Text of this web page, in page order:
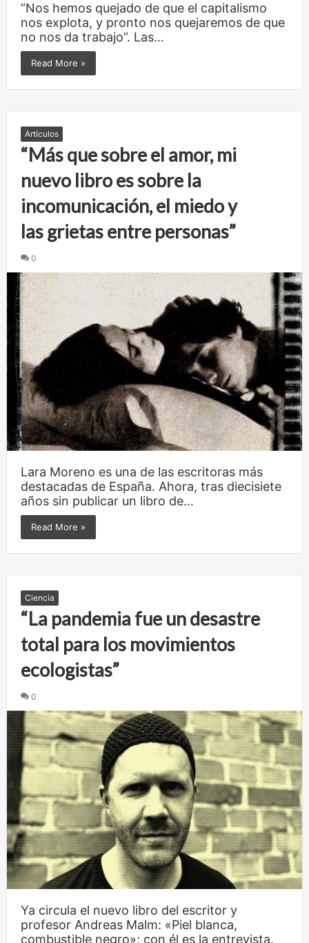
“Nos hemos quejado de que el capitalismo
nos explota, y pronto nos quejaremos de que
no nos da trabajo”. Las…
Read More »
Artículos
“Más que sobre el amor, mi
nuevo libro es sobre la
incomunicación, el miedo y
las grietas entre personas”
0
Lara Moreno es una de las escritoras más
destacadas de España. Ahora, tras diecisiete
años sin publicar un libro de…
Read More »
Ciencia
“La pandemia fue un desastre
total para los movimientos
ecologistas”
0
Ya circula el nuevo libro del escritor y
profesor Andreas Malm: «Piel blanca,
combustible negro»; con él es la entrevista.